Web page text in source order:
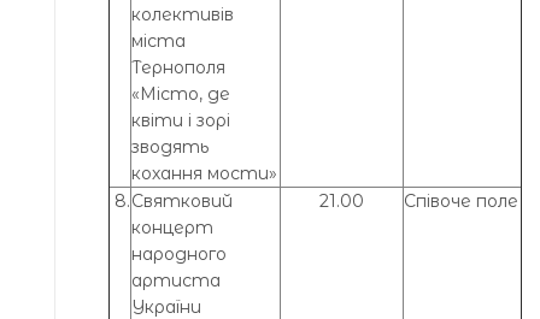
колективів
міста
Тернополя
«Місто, де
квіти і зорі
зводять
кохання мости»
8.Святковий
концерт
народного
артиста
України
21.00 Співоче поле